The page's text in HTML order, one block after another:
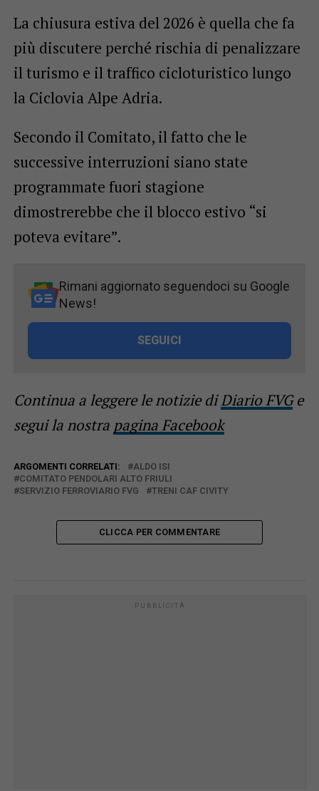
La chiusura estiva del 2026 è quella che fa
più discutere perché rischia di penalizzare
il turismo e il traffico cicloturistico lungo
la Ciclovia Alpe Adria.
Secondo il Comitato, il fatto che le
successive interruzioni siano state
programmate fuori stagione
dimostrerebbe che il blocco estivo “si
poteva evitare”.
Rimani aggiornato seguendoci su Google
News!
SEGUICI
Continua a leggere le notizie diDiario FVGe
segui la nostra pagina Facebook
ARGOMENTI CORRELATI:
ALDO ISI
COMITATO PENDOLARI ALTO FRIULI
SERVIZIO FERROVIARIO FVG
TRENI CAF CIVITY
CLICCA PER COMMENTARE
PUBBLICITÀ